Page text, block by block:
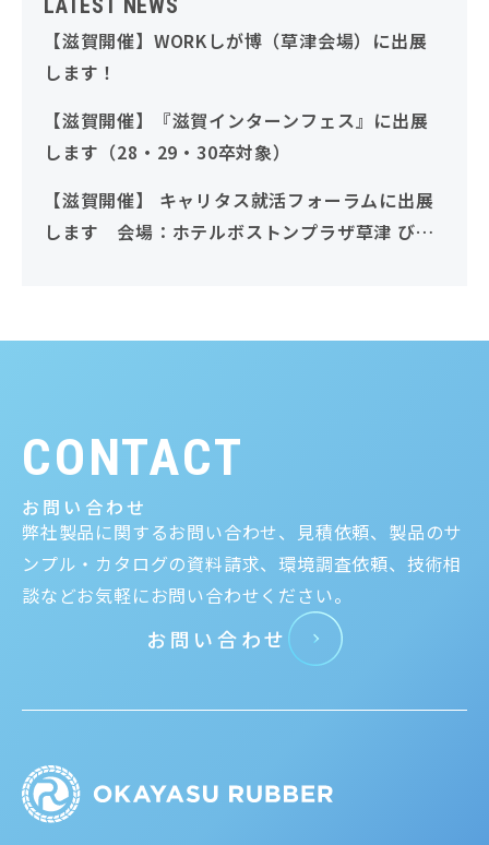
【滋賀開催】WORKしが博（草津会場）に出展
します！
【滋賀開催】『滋賀インターンフェス』に出展
します（28・29・30卒対象）
【滋賀開催】 キャリタス就活フォーラムに出展
します 会場：ホテルボストンプラザ草津 びわ
CONTACT
お問い合わせ
弊社製品に関するお問い合わせ、見積依頼、製品のサ
ンプル・カタログの資料請求、環境調査依頼、技術相
談などお気軽にお問い合わせください。
お問い合わせ